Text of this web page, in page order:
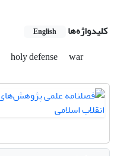
کلیدواژه‌ها English
holy defense
war